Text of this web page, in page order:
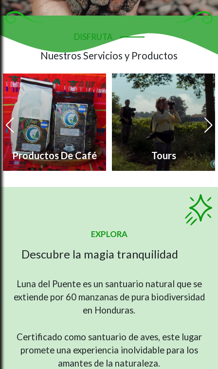
DISFRUTA
Nuestros Servicios y Productos
Productos De Café Tours
EXPLORA
Descubre la magia
tranquilidad
del cacao
belleza
de la naturaleza
Luna del Puente es un santuario natural que se
extiende por 60 manzanas de pura biodiversidad
en Honduras.
Certificado como santuario de aves, este lugar
promete una experiencia inolvidable para los
amantes de la naturaleza.